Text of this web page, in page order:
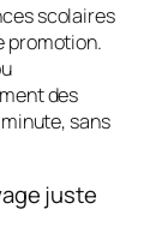
scolaires
promotion.
des
sans
juste